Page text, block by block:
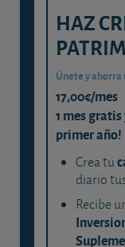
HAZ
Únete y ahorra
17,00€/mes
1 mes
primer año!
Crea tu
diario
Recibe